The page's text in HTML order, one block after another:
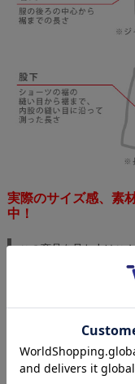
実際のサイズ感、素
中！
この商品を見た人はこ